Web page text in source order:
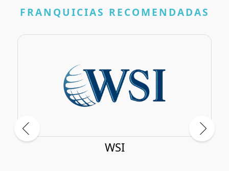
FRANQUICIAS RECOMENDADAS
The Lab Mexico